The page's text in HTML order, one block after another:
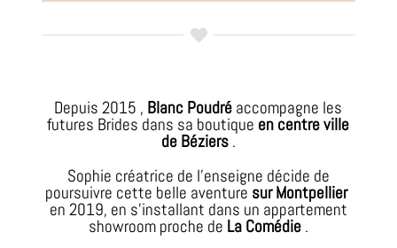
Depuis 2015 , Blanc Poudré accompagne les
futures Brides dans sa boutique en centre ville
de Béziers.
Sophie créatrice de l’enseigne décide de
poursuivre cette belle aventure sur Montpellier
en 2019, en s’installant dans un appartement
showroom proche de La Comédie.